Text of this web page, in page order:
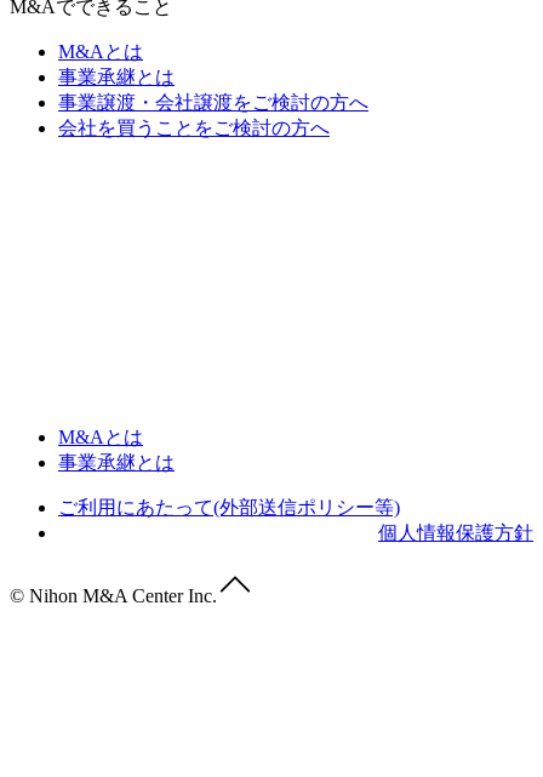
M&Aでできること
M&Aとは
事業承継とは
事業譲渡・会社譲渡をご検討の方へ
会社を買うことをご検討の方へ
M&Aとは
事業承継とは
ご利用にあたって(外部送信ポリシー等)
個人情報保護方針
© Nihon M&A Center Inc.